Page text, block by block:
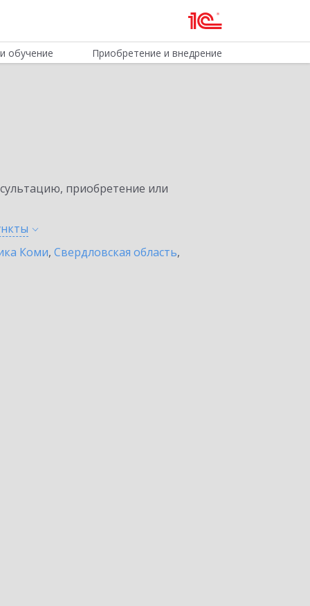
обучение Приобретение и внедрение
приобретение или
Коми, Свердловская область,